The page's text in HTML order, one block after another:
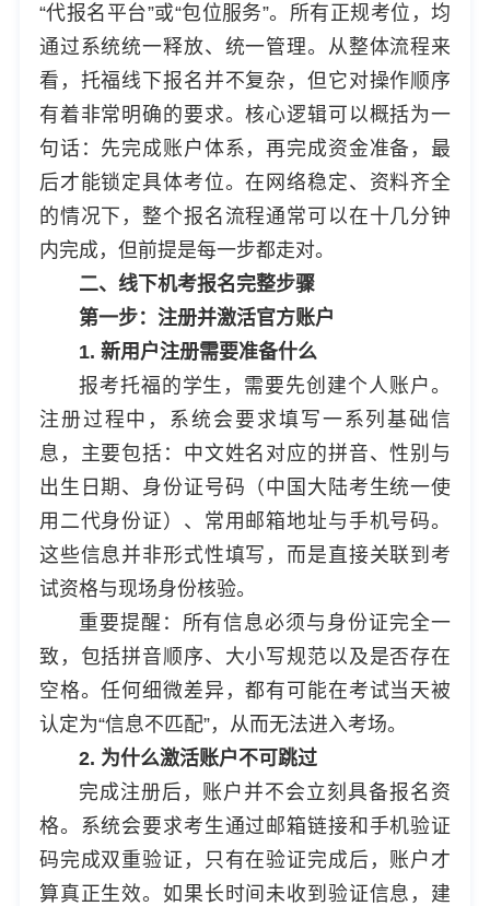
“代报名平台”或“包位服务”。所有正规考位，均
通过系统统一释放、统一管理。从整体流程来
看，托福线下报名并不复杂，但它对操作顺序
有着非常明确的要求。核心逻辑可以概括为一
句话：先完成账户体系，再完成资金准备，最
后才能锁定具体考位。在网络稳定、资料齐全
的情况下，整个报名流程通常可以在十几分钟
内完成，但前提是每一步都走对。
二、线下机考报名完整步骤
第一步：注册并激活官方账户
1. 新用户注册需要准备什么
报考托福的学生，需要先创建个人账户。
注册过程中，系统会要求填写一系列基础信
息，主要包括：中文姓名对应的拼音、性别与
出生日期、身份证号码（中国大陆考生统一使
用二代身份证）、常用邮箱地址与手机号码。
这些信息并非形式性填写，而是直接关联到考
试资格与现场身份核验。
重要提醒：所有信息必须与身份证完全一
致，包括拼音顺序、大小写规范以及是否存在
空格。任何细微差异，都有可能在考试当天被
认定为“信息不匹配”，从而无法进入考场。
2. 为什么激活账户不可跳过
完成注册后，账户并不会立刻具备报名资
格。系统会要求考生通过邮箱链接和手机验证
码完成双重验证，只有在验证完成后，账户才
算真正生效。如果长时间未收到验证信息，建